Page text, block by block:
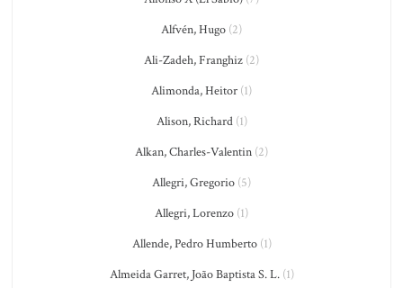
Alfvén, Hugo (2)
Ali-Zadeh, Franghiz (2)
Alimonda, Heitor (1)
Alison, Richard(1)
Alkan, Charles-Valentin (2)
Allegri, Gregorio (5)
Allegri, Lorenzo (1)
Allende, Pedro Humberto(1)
Almeida Garret, João Baptista S. L.(1)